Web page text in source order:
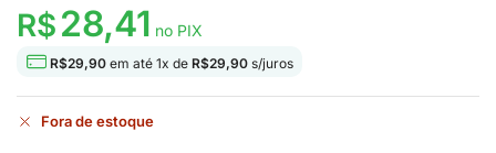
R$28,41 no PIX
R$29,90 em até 1x de R$29,90 s/juros
Fora de estoque